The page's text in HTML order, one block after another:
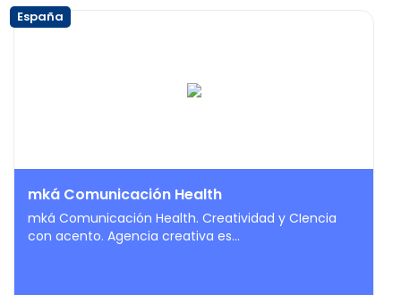
España
mká Comunicación Health
mká Comunicación Health. Creatividad y CIencia
con acento. Agencia creativa es...